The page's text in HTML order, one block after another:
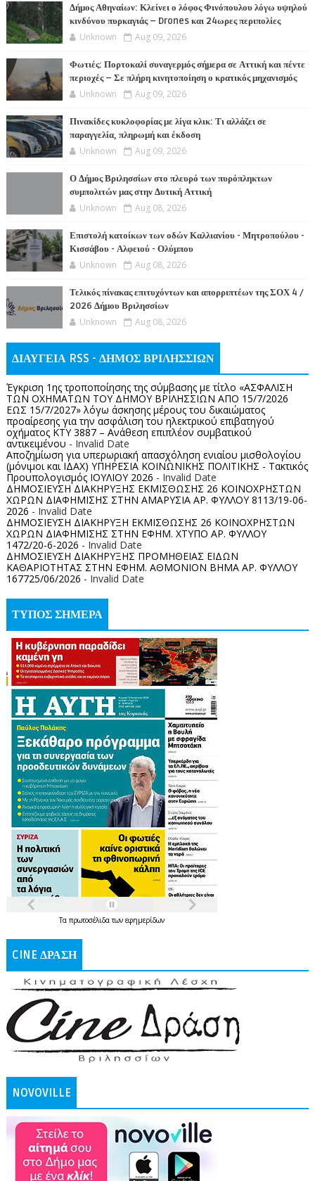
Δήμος Αθηναίων: Κλείνει ο λόφος Φινόπουλου λόγω υψηλού
κινδύνου πυρκαγιάς – Drones και 24ωρες περιπολίες
Unknown Aug 09, 2026
Φωτιές: Πορτοκαλί συναγερμός σήμερα σε Αττική και πέντε
περιοχές – Σε πλήρη κινητοποίηση ο κρατικός μηχανισμός
Unknown Aug 09, 2026
Πινακίδες κυκλοφορίας με λίγα κλικ: Τι αλλάζει σε
παραγγελία, πληρωμή και έκδοση
Unknown Aug 09, 2026
Ο Δήμος Βριλησσίων στο πλευρό των πυρόπληκτων
συμπολιτών μας στην Δυτική Αττική
Unknown Aug 08, 2026
Επιστολή κατοίκων των οδών Καλλιανίου - Μητροπούλου -
Κισσάβου - Αλφειού - Ολύμπου
Unknown Aug 08, 2026
Τελικός πίνακας επιτυχόντων και απορριπτέων της ΣΟΧ 4 /
2026 Δήμου Βριλησσίων
Unknown Aug 08, 2026
ΔΙΑΥΓΕΙΑ RSS - ΔΗΜΟΣ ΒΡΙΛΗΣΣΙΩΝ
Έγκριση 1ης τροποποίησης της σύμβασης με τίτλο «ΑΣΦΑΛΙΣΗ
ΤΩΝ ΟΧΗΜΑΤΩΝ ΤΟΥ ΔΗΜΟΥ ΒΡΙΛΗΣΣΙΩΝ ΑΠΟ 15/7/2026
ΕΩΣ 15/7/2027» λόγω άσκησης μέρους του δικαιώματος
προαίρεσης για την ασφάλιση του ηλεκτρικού επιβατηγού
οχήματος ΚΤΥ 3887 – Ανάθεση επιπλέον συμβατικού
αντικειμένου - Invalid Date
Αποζημίωση για υπερωριακή απασχόληση ενιαίου μισθολογίου
(μόνιμοι και ΙΔΑΧ) ΥΠΗΡΕΣΙΑ ΚΟΙΝΩΝΙΚΗΣ ΠΟΛΙΤΙΚΗΣ - Τακτικός
Προυπολογισμός ΙΟΥΛΙΟΥ 2026 - Invalid Date
ΔΗΜΟΣΙΕΥΣΗ ΔΙΑΚΗΡΥΞΗΣ ΕΚΜΙΣΘΩΣΗΣ 26 ΚΟΙΝΟΧΡΗΣΤΩΝ
ΧΩΡΩΝ ΔΙΑΦΗΜΙΣΗΣ ΣΤΗΝ ΑΜΑΡΥΣΙΑ ΑΡ. ΦΥΛΛΟΥ 8113/19-06-
2026 - Invalid Date
ΔΗΜΟΣΙΕΥΣΗ ΔΙΑΚΗΡΥΞΗ ΕΚΜΙΣΘΩΣΗΣ 26 ΚΟΙΝΟΧΡΗΣΤΩΝ
ΧΩΡΩΝ ΔΙΑΦΗΜΙΣΗΣ ΣΤΗΝ ΕΦΗΜ. ΧΤΥΠΟ ΑΡ. ΦΥΛΛΟΥ
1472/20-6-2026 - Invalid Date
ΔΗΜΟΣΙΕΥΣΗ ΔΙΑΚΗΡΥΞΗΣ ΠΡΟΜΗΘΕΙΑΣ ΕΙΔΩΝ
ΚΑΘΑΡΙΟΤΗΤΑΣ ΣΤΗΝ ΕΦΗΜ. ΑΘΜΟΝΙΟΝ ΒΗΜΑ ΑΡ. ΦΥΛΛΟΥ
167725/06/2026 - Invalid Date
ΤΥΠΟΣ ΣΗΜΕΡΑ
Τα πρωτοσέλιδατων εφημερίδων
CINE ΔΡΑΣΗ
NOVOVILLE